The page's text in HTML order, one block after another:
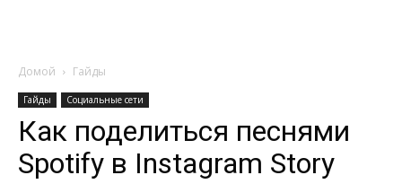
Домой Гайды
Гайды Социальные сети
Как поделиться песнями
Spotify в Instagram Story